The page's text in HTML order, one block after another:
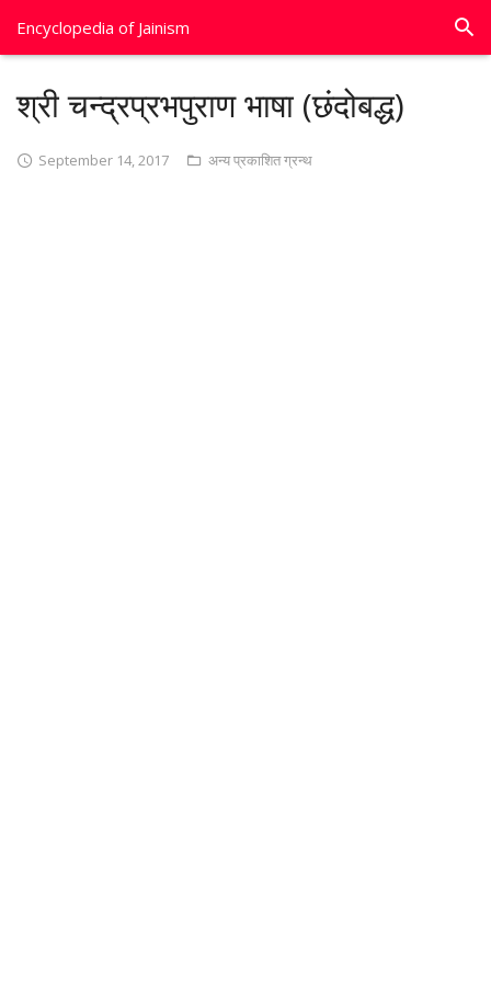
Encyclopedia of Jainism
श्री चन्द्रप्रभपुराण भाषा (छंदोबद्ध)
September 14, 2017 अन्य प्रकाशित ग्रन्थ